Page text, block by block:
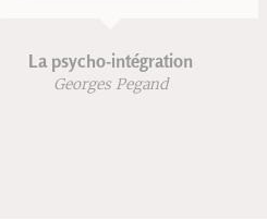
La psycho-intégration
Georges Pegand